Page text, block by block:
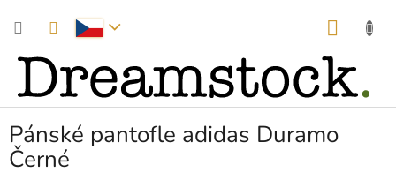
Pánské pantofle adidas Duramo
Černé